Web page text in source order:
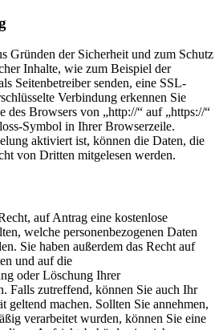
Gründen der Sicherheit und zum Schutz
Inhalte, wie zum Beispiel der
Seitenbetreiber senden, eine SSL-
Verbindung erkennen Sie
des Browsers von „http://“ auf „https://“
Symbol in Ihrer Browserzeile.
aktiviert ist, können die Daten, die
von Dritten mitgelesen werden.
auf Antrag eine kostenlose
welche personenbezogenen Daten
Sie haben außerdem das Recht auf
und auf die
oder Löschung Ihrer
Falls zutreffend, können Sie auch Ihr
geltend machen. Sollten Sie annehmen,
verarbeitet wurden, können Sie eine